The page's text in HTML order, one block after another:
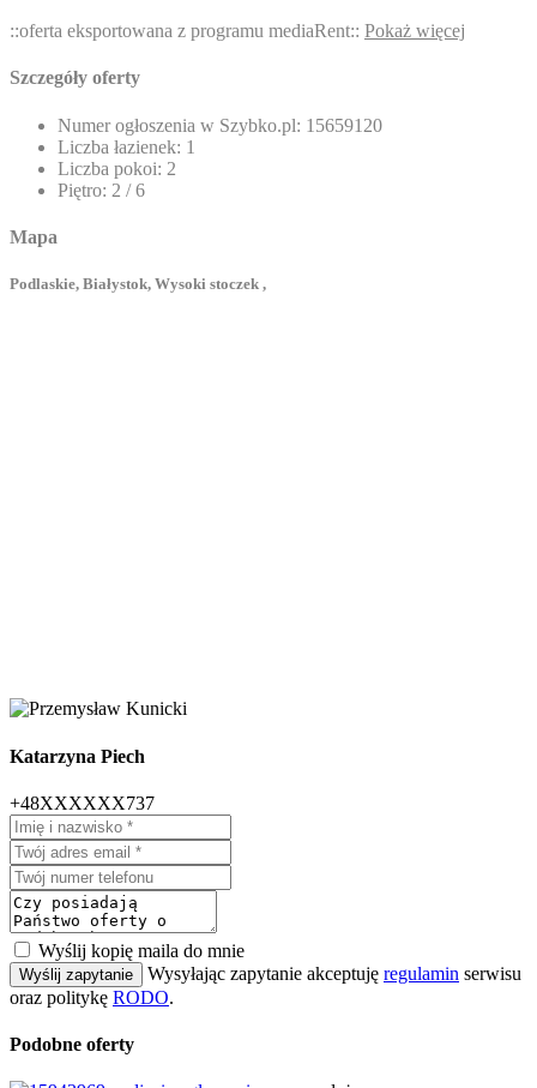
::oferta eksportowana z programu mediaRent:: Pokaż więcej
Szczegóły oferty
Numer ogłoszenia w Szybko.pl: 15659120
Liczba łazienek: 1
Liczba pokoi: 2
Piętro: 2 / 6
Mapa
Podlaskie, Białystok, Wysoki stoczek ,
Katarzyna Piech
+48XXXXXX737
Wyślij kopię maila do mnie
Wyślij zapytanie Wysyłając zapytanie akceptuję regulamin serwisu
oraz politykę RODO.
Podobne oferty